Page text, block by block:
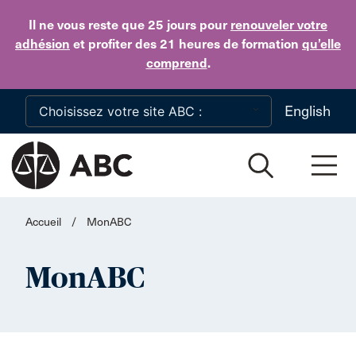
Il ne vous reste que 25 jours pour renouveler votre
adhésion et profiter des 21 heures de formation qu’elle
comprend.
Skip to main content
English
Accueil / MonABC
MonABC